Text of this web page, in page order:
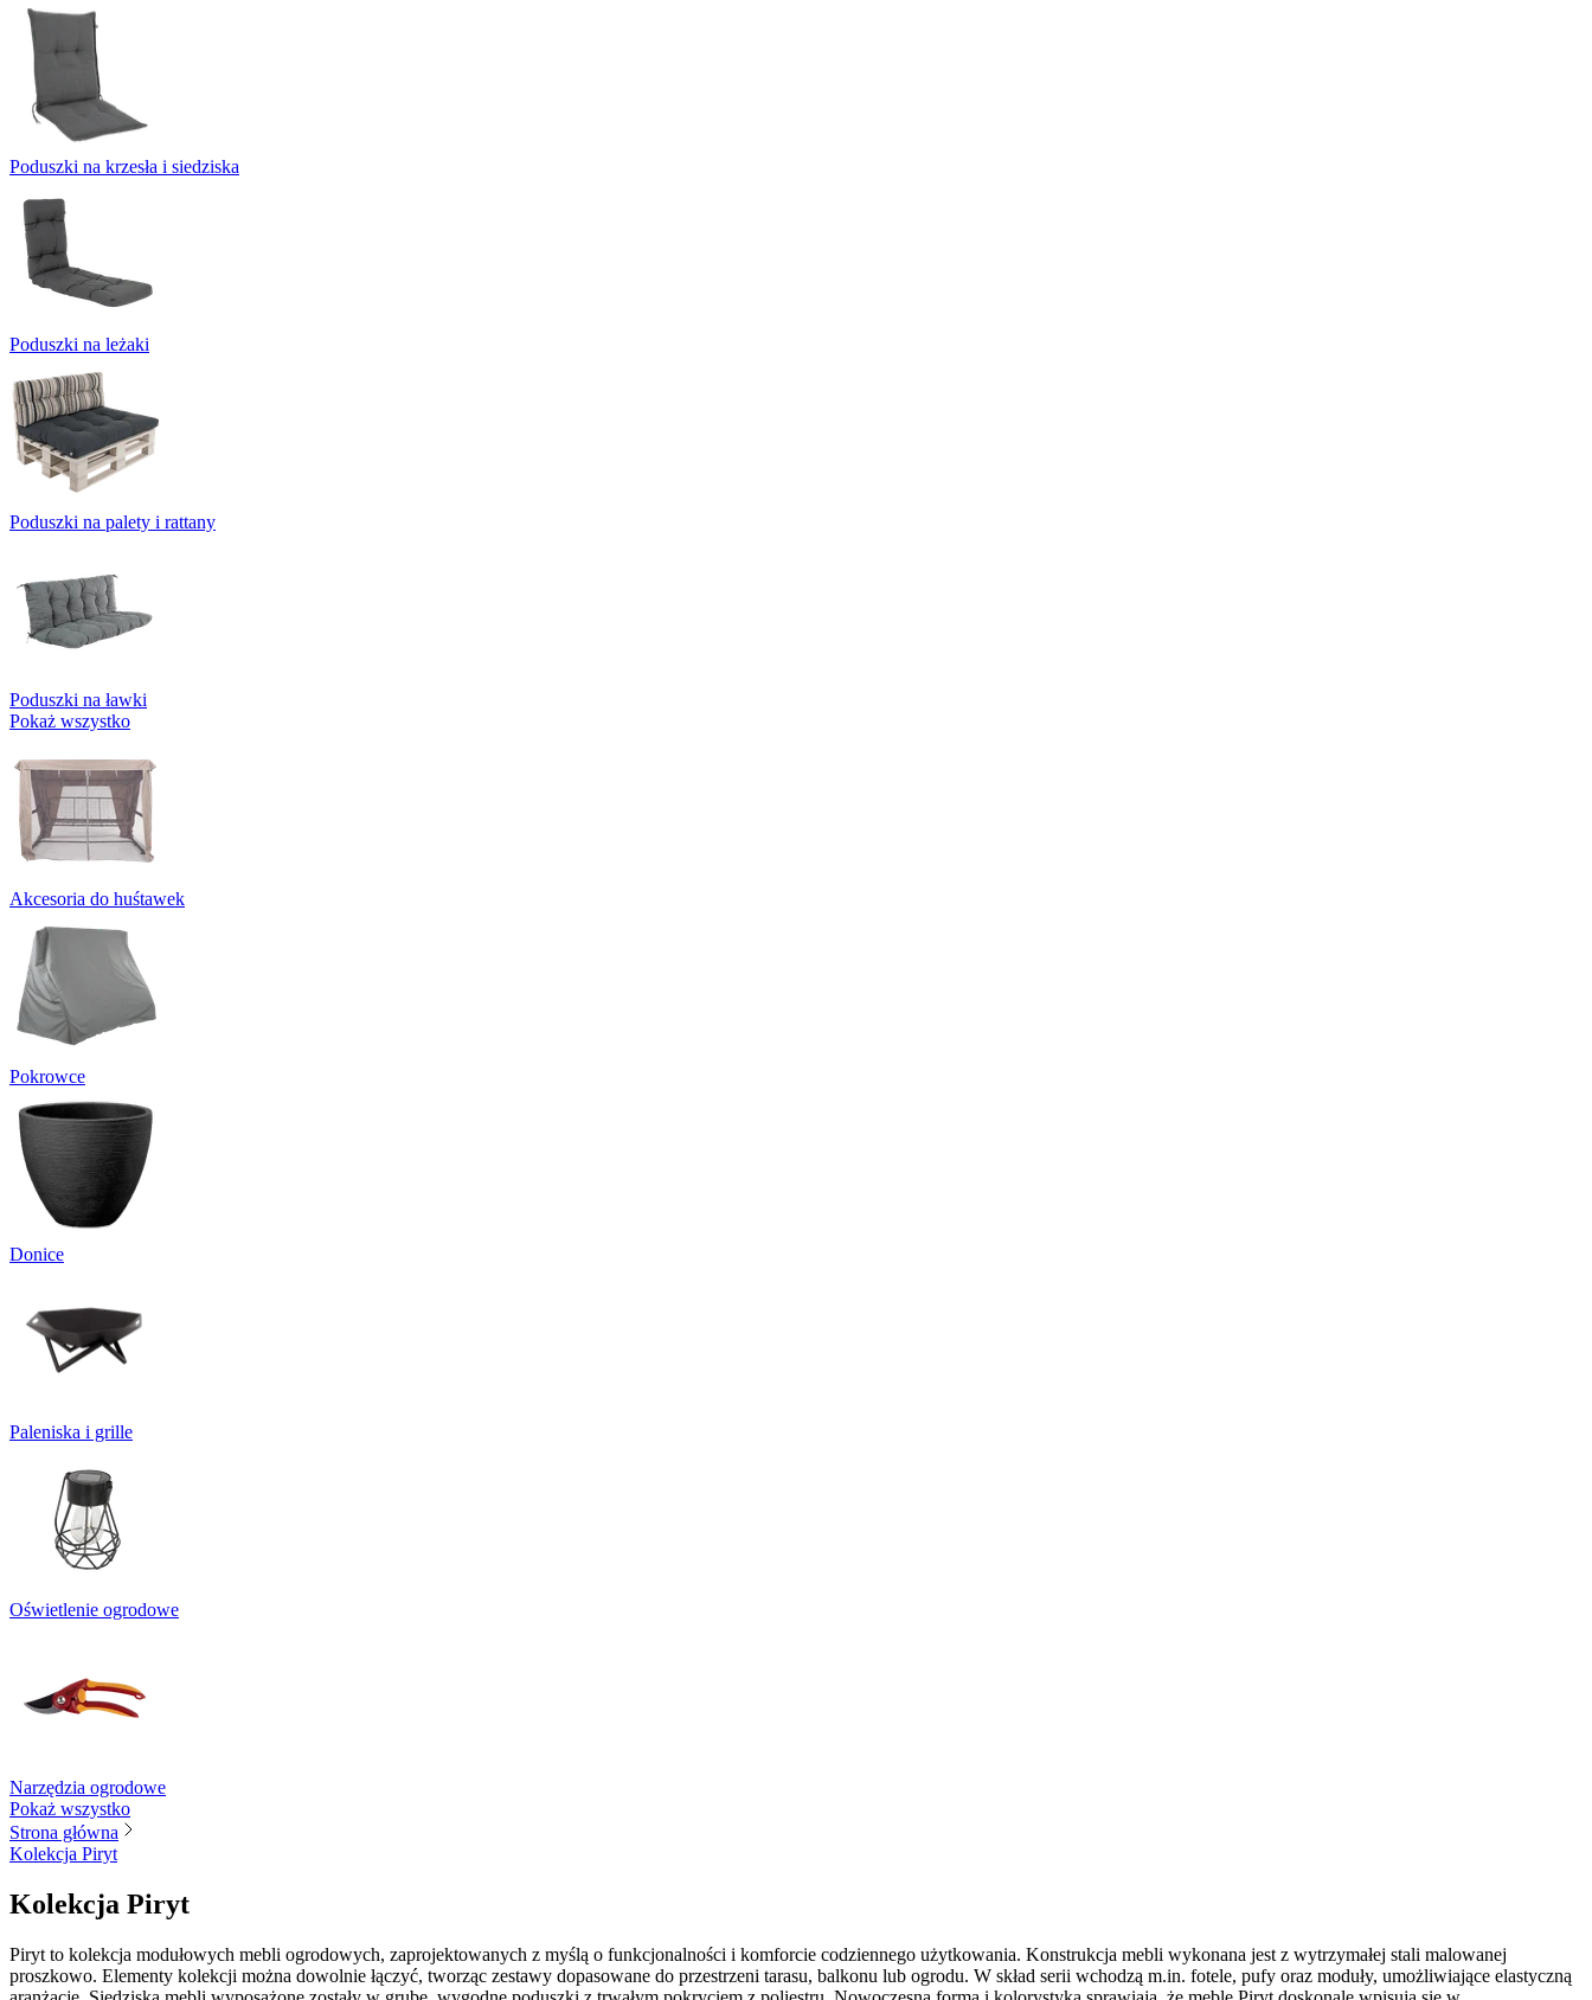
Poduszki na krzesła i siedziska
Poduszki na leżaki
Poduszki na palety i rattany
Poduszki na ławki
Pokaż wszystko
Akcesoria do huśtawek
Pokrowce
Donice
Paleniska i grille
Oświetlenie ogrodowe
Narzędzia ogrodowe
Pokaż wszystko
Strona główna
Kolekcja Piryt
Kolekcja Piryt
Piryt to kolekcja modułowych mebli ogrodowych, zaprojektowanych z myślą o funkcjonalności i komforcie codziennego użytkowania. Konstrukcja mebli wykonana jest z wytrzymałej stali malowanej
proszkowo. Elementy kolekcji można dowolnie łączyć, tworząc zestawy dopasowane do przestrzeni tarasu, balkonu lub ogrodu. W skład serii wchodzą m.in. fotele, pufy oraz moduły, umożliwiające elastyczną